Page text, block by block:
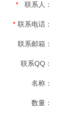
* 联系人：
* 联系电话：
联系邮箱：
联系QQ：
名称：
数量：